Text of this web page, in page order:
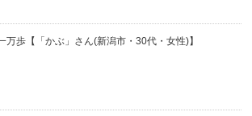
万歩【「かぶ」さん(新潟市・30代・女性)】